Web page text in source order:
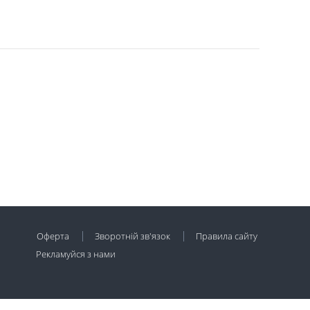
Оферта Зворотній зв'язок
Правила сайту
Рекламуйся з нами